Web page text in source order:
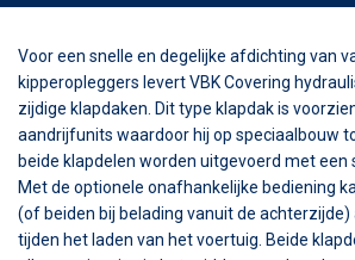
Voor een snelle en degelijke afdichting van
kipperopleggers levert VBK Covering
zijdige klapdaken. Dit type klapdak is
aandrijfunits waardoor hij op speciaalbouw
beide klapdelen worden uitgevoerd met een
Met de optionele onafhankelijke bediening
(of beiden bij belading vanuit de achterzijde)
tijden het laden van het voertuig. Beide